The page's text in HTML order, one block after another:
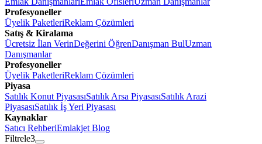
Profesyoneller
Üyelik PaketleriReklam Çözümleri
Satış & Kiralama
Ücretsiz İlan VerinDeğerini ÖğrenDanışman BulUzman
Danışmanlar
Profesyoneller
Üyelik PaketleriReklam Çözümleri
Piyasa
Satılık Konut PiyasasıSatılık Arsa PiyasasıSatılık Arazi
PiyasasıSatılık İş Yeri Piyasası
Kaynaklar
Satıcı RehberiEmlakjet Blog
Filtrele3